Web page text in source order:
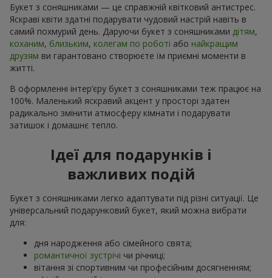
Букет з соняшниками — це справжній квітковий антистрес.
Яскраві квіти здатні подарувати чудовий настрій навіть в
самий похмурий день. Даруючи букет з соняшниками дітям,
коханим, близьким, колегам по роботі або найкращим
друзям ви гарантовано створюєте їм приємні моменти в
житті.
В оформленні інтер’єру букет з соняшниками теж працює на
100%. Маленький яскравий акцент у просторі здатен
радикально змінити атмосферу кімнати і подарувати
затишок і домашнє тепло.
Ідеї для подарунків і
важливих подій
Букет з соняшниками легко адаптувати під різні ситуації. Це
універсальний подарунковий букет, який можна вибрати
для:
дня народження або сімейного свята;
романтичної зустрічі чи річниці;
вітання зі спортивним чи професійним досягненням;